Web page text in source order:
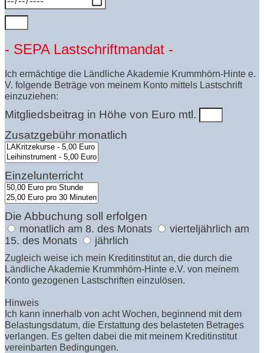
- SEPA Lastschriftmandat -
Ich ermächtige die Ländliche Akademie Krummhörn-Hinte e.
V. folgende Beträge von meinem Konto mittels Lastschrift
einzuziehen:
Mitgliedsbeitrag in Höhe von Euro mtl.
Zusatzgebühr monatlich
Einzelunterricht
Die Abbuchung soll erfolgen
monatlich am 8. des Monats
vierteljährlich am
15. des Monats
jährlich
Zugleich weise ich mein Kreditinstitut an, die durch die
Ländliche Akademie Krummhörn-Hinte e.V. von meinem
Konto gezogenen Lastschriften einzulösen.
Hinweis
Ich kann innerhalb von acht Wochen, beginnend mit dem
Belastungsdatum, die Erstattung des belasteten Betrages
verlangen. Es gelten dabei die mit meinem Kreditinstitut
vereinbarten Bedingungen.